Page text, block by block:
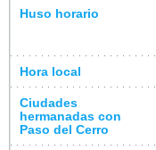
Huso horario
Hora local
Ciudades
hermanadas con
Paso del Cerro